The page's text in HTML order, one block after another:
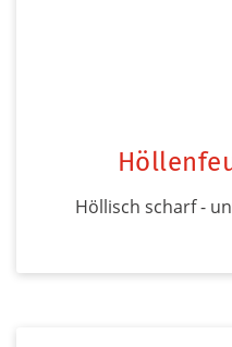
Höllisch scharf -